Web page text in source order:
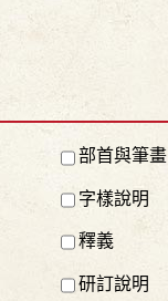
部首與筆畫
字樣說明
釋義
研訂說明